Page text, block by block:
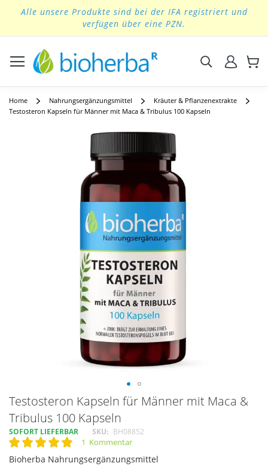
to
Alle unsere Produkte sind bei der IFA registriert und
verfügen über eine PZN.
Suchen
Home Nahrungsergänzungsmittel
Kräuter & Pflanzenextrakte
Testosteron Kapseln für Männer mit Maca & Tribulus 100 Kapseln
Testosteron Kapseln für Männer mit Maca &
Tribulus 100 Kapseln
SOFORT LIEFERBAR SKU BH08852
Rating: 1 Kommentar
Bioherba Nahrungsergänzungsmittel
Skip
the
beginning
of
the